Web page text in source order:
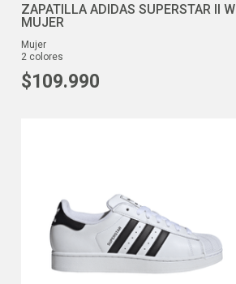
ZAPATILLA ADIDAS SUPERSTAR II W
MUJER
mujer
2 colores
$109.990